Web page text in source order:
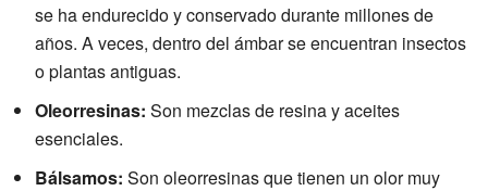
se ha endurecido y conservado durante millones de
años. A veces, dentro del ámbar se encuentran insectos
o plantas antiguas.
Oleorresinas: Son mezclas de resina y aceites
esenciales.
Bálsamos: Son oleorresinas que tienen un olor muy